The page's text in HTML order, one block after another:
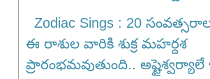
Zodiac Sings : 20
ఈ రాశుల వారికి శుక్ర మహర్దశ
ప్రారంభమవుతుంది..